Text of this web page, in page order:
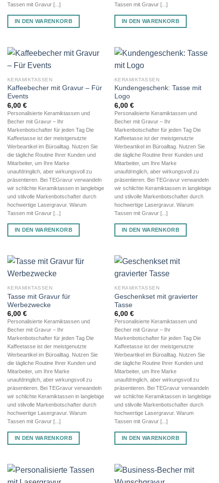
Tassen mit Gravur [...]
IN DEN WARENKORB
Tassen mit Gravur [...]
IN DEN WARENKORB
KERAMIKTASSEN
Kaffeebecher mit Gravur – Für
Events
6,00 €
Personalisierte Keramiktassen und
Becher mit Gravur – Ihr
Markenbotschafter für jeden Tag Die
Kaffeetasse ist der meistgenutzte
Werbeartikel im Büroalltag. Nutzen Sie
die tägliche Routine Ihrer Kunden und
Mitarbeiter, um Ihre Marke
unaufdringlich, aber wirkungsvoll zu
präsentieren. Bei TEGravur verwandeln
wir schlichte Keramiktassen in langlebige
und stilvolle Markenbotschafter durch
hochwertige Lasergravur. Warum
Tassen mit Gravur [...]
IN DEN WARENKORB
KERAMIKTASSEN
Kundengeschenk: Tasse mit
Logo
6,00 €
Personalisierte Keramiktassen und
Becher mit Gravur – Ihr
Markenbotschafter für jeden Tag Die
Kaffeetasse ist der meistgenutzte
Werbeartikel im Büroalltag. Nutzen Sie
die tägliche Routine Ihrer Kunden und
Mitarbeiter, um Ihre Marke
unaufdringlich, aber wirkungsvoll zu
präsentieren. Bei TEGravur verwandeln
wir schlichte Keramiktassen in langlebige
und stilvolle Markenbotschafter durch
hochwertige Lasergravur. Warum
Tassen mit Gravur [...]
IN DEN WARENKORB
KERAMIKTASSEN
Tasse mit Gravur für
Werbezwecke
6,00 €
Personalisierte Keramiktassen und
Becher mit Gravur – Ihr
Markenbotschafter für jeden Tag Die
Kaffeetasse ist der meistgenutzte
Werbeartikel im Büroalltag. Nutzen Sie
die tägliche Routine Ihrer Kunden und
Mitarbeiter, um Ihre Marke
unaufdringlich, aber wirkungsvoll zu
präsentieren. Bei TEGravur verwandeln
wir schlichte Keramiktassen in langlebige
und stilvolle Markenbotschafter durch
hochwertige Lasergravur. Warum
Tassen mit Gravur [...]
IN DEN WARENKORB
KERAMIKTASSEN
Geschenkset mit gravierter
Tasse
6,00 €
Personalisierte Keramiktassen und
Becher mit Gravur – Ihr
Markenbotschafter für jeden Tag Die
Kaffeetasse ist der meistgenutzte
Werbeartikel im Büroalltag. Nutzen Sie
die tägliche Routine Ihrer Kunden und
Mitarbeiter, um Ihre Marke
unaufdringlich, aber wirkungsvoll zu
präsentieren. Bei TEGravur verwandeln
wir schlichte Keramiktassen in langlebige
und stilvolle Markenbotschafter durch
hochwertige Lasergravur. Warum
Tassen mit Gravur [...]
IN DEN WARENKORB